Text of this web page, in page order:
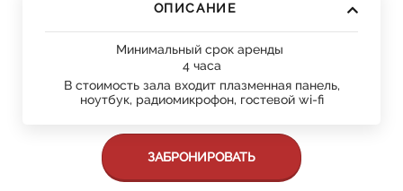
ОПИСАНИЕ
Минимальный срок аренды
4 часа
В стоимость зала входит плазменная панель,
ноутбук, радиомикрофон, гостевой wi-fi
ЗАБРОНИРОВАТЬ